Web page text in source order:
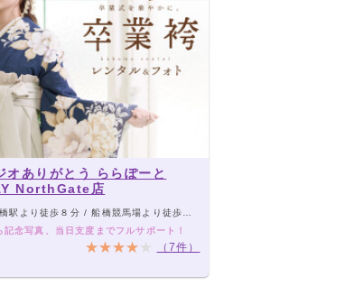
オありがとう ららぽーと
NorthGate店
より徒歩８分 / 船橋競馬場より徒歩５分
念写真、当日支度までフルサポート！
（7件）